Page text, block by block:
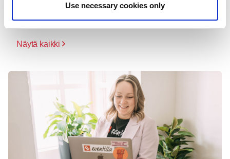
Use necessary cookies only
Lisää aiheesta
Näytä kaikki